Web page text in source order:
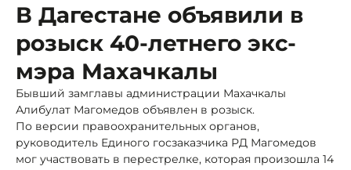
В Дагестане объявили в
розыск 40-летнего экс-
мэра Махачкалы
Бывший замглавы администрации Махачкалы
Алибулат Магомедов объявлен в розыск.
По версии правоохранительных органов,
руководитель Единого госзаказчика РД Магомедов
мог участвовать в перестрелке, которая произошла 14